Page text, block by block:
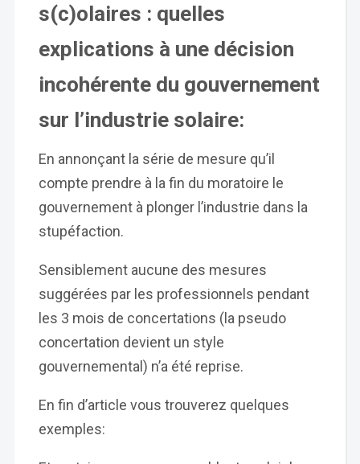
s(c)olaires : quelles
explications à une décision
incohérente du gouvernement
sur l’industrie solaire:
En annonçant la série de mesure qu’il
compte prendre à la fin du moratoire le
gouvernement à plonger l’industrie dans la
stupéfaction.
Sensiblement aucune des mesures
suggérées par les professionnels pendant
les 3 mois de concertations (la pseudo
concertation devient un style
gouvernemental) n’a été reprise.
En fin d’article vous trouverez quelques
exemples: